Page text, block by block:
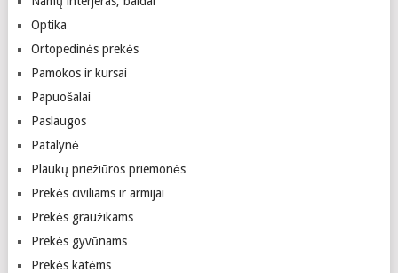
Optika
Ortopedinės prekės
Pamokos ir kursai
Papuošalai
Paslaugos
Patalynė
Plaukų priežiūros priemonės
Prekės civiliams ir armijai
Prekės graužikams
Prekės gyvūnams
Prekės katėms